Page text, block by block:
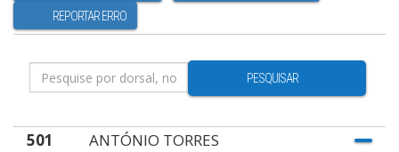
REPORTAR ERRO
PESQUISAR
501
ANTÓNIO TORRES